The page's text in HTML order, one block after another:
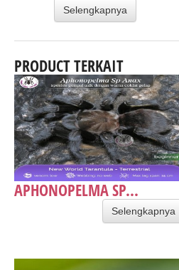
Selengkapnya
PRODUCT TERKAIT
APHONOPELMA SP...
Selengkapnya